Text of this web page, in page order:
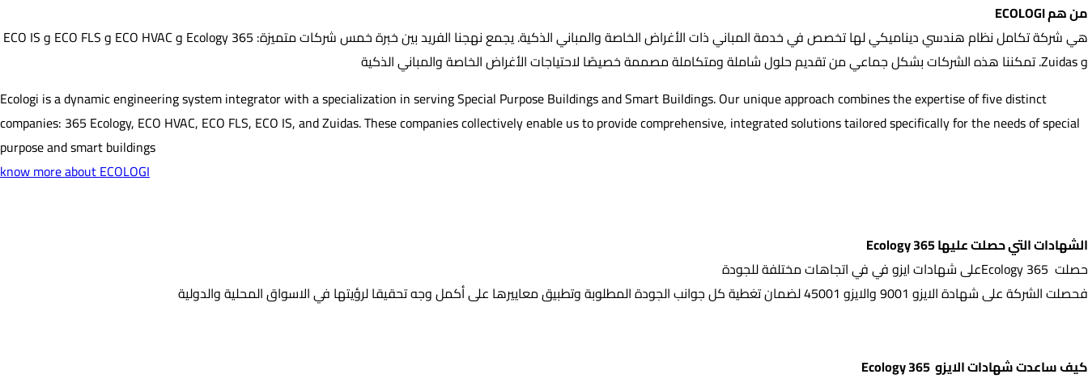
من هم ECOLOGI
هي شركة تكامل نظام هندسي ديناميكي لها تخصص في خدمة المباني ذات الأغراض الخاصة والمباني الذكية. يجمع نهجنا الفريد بين خبرة خمس شركات متميزة: 365 Ecology و ECO HVAC و ECO FLS و ECO IS
و Zuidas. تمكننا هذه الشركات بشكل جماعي من تقديم حلول شاملة ومتكاملة مصممة خصيصًا لاحتياجات الأغراض الخاصة والمباني الذكية
Ecologi is a dynamic engineering system integrator with a specialization in serving Special Purpose Buildings and Smart Buildings. Our unique approach combines the expertise of five distinct
companies: 365 Ecology, ECO HVAC, ECO FLS, ECO IS, and Zuidas. These companies collectively enable us to provide comprehensive, integrated solutions tailored specifically for the needs of special
purpose and smart buildings
know more about ECOLOGI
الشهادات التي حصلت عليها 365 Ecology
حصلت 365 Ecologyعلى شهادات ايزو في في اتجاهات مختلفة للجودة
فحصلت الشركة على شهادة الايزو 9001 والايزو 45001 لضمان تغطية كل جوانب الجودة المطلوبة وتطبيق معاييرها على أكمل وجه تحقيقا لرؤيتها في الاسواق المحلية والدولية
كيف ساعدت شهادات الايزو